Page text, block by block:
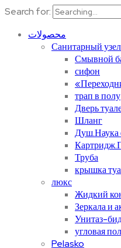
Search for:
محصولات
Санитарный
Смывной
сифон
трап в полу
Дверь
Шланг
Душ.Наука
Труба
крышка
люкс
Жидкий
Зеркала и
Унитаз-
угловая
Pelasko